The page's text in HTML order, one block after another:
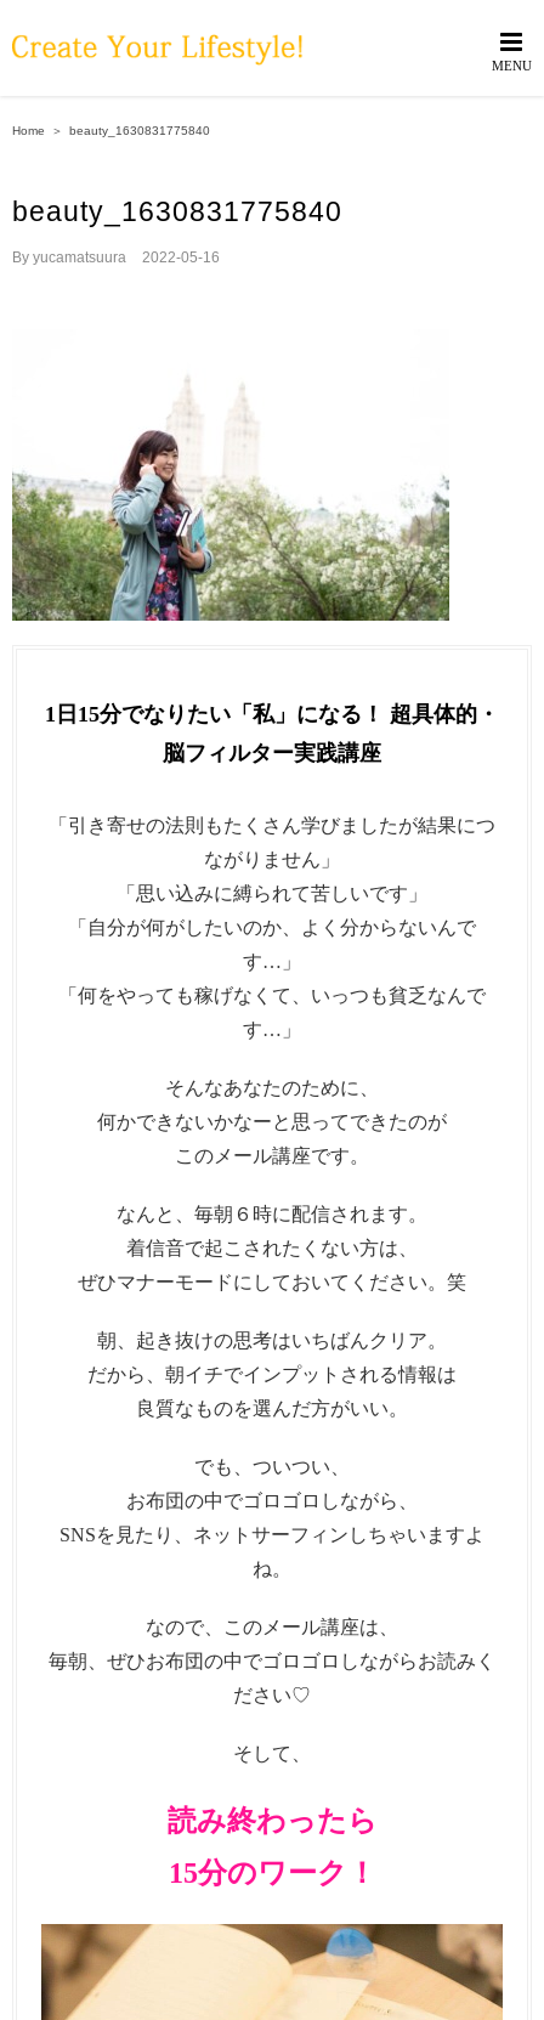
to
Home ＞ beauty_1630831775840
beauty_1630831775840
By yucamatsuura 2022-05-16
1日15分でなりたい「私」になる！ 超具体的・
脳フィルター実践講座
「引き寄せの法則もたくさん学びましたが結果につ
ながりません」
「思い込みに縛られて苦しいです」
「自分が何がしたいのか、よく分からないんで
す…」
「何をやっても稼げなくて、いっつも貧乏なんで
す…」
そんなあなたのために、
何かできないかなーと思ってできたのが
このメール講座です。
なんと、毎朝６時に配信されます。
着信音で起こされたくない方は、
ぜひマナーモードにしておいてください。笑
朝、起き抜けの思考はいちばんクリア。
だから、朝イチでインプットされる情報は
良質なものを選んだ方がいい。
でも、ついつい、
お布団の中でゴロゴロしながら、
SNSを見たり、ネットサーフィンしちゃいますよ
ね。
なので、このメール講座は、
毎朝、ぜひお布団の中でゴロゴロしながらお読みく
ださい♡
そして、
読み終わったら
15分のワーク！